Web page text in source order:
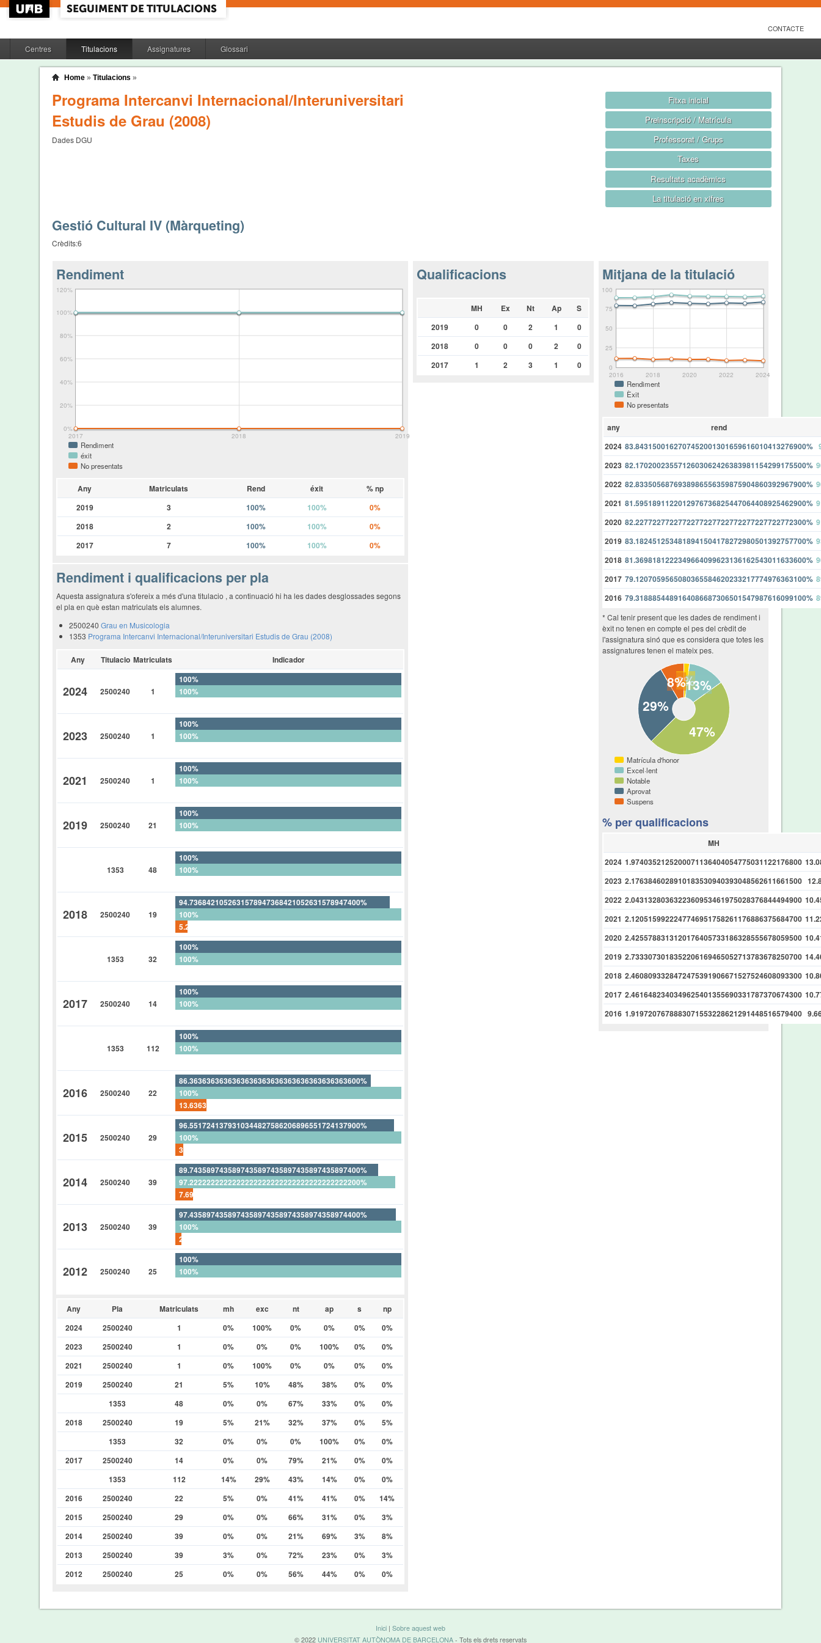
CONTACTE
Centres Titulacions Assignatures Glossari
Home» Titulacions »
Programa Intercanvi Internacional/Interuniversitari
Estudis de Grau (2008)
Dades DGU
Fitxa inicial
Preinscripció / Matrícula
Professorat / Grups
Taxes
Resultats acadèmics
La titulació en xifres
Gestió Cultural IV (Màrqueting)
Crèdits:6
Mitjana de la titulació
2016 2018 2020 2022 2024
0
25
50
75
100
Rendiment
Èxit
No presentats
any
rend
2024 83.8431500162707452001301659616010413276900%
2023 82.1702002355712603062426383981154299175500%
2022 82.8335056876938986556359875904860392967900%
2021 81.5951891122012976736825447064408925462900%
2020 82.2277227722772277227722772277227722772300%
2019 83.1824512534818941504178272980501392757700%
2018 81.3698181222349664099623136162543011633600%
2017 79.1207059565080365584620233217774976363100%
2016 79.3188854489164086687306501547987616099100%
* Cal tenir present que les dades de rendiment i
èxit no tenen en compte el pes del crèdit de
l'assignatura sinó que es considera que totes les
assignatures tenen el mateix pes.
2%13%
47%
29%
8%
Matrícula d'honor
Excel·lent
Notable
Aprovat
Suspens
% per qualificacions
MH
2024 1.9740352125200071136404054775031122176800
2023 2.1763846028910183530940393048562611661500
2022 2.0431328036322360953461975028376844494900
2021 2.1205159922247746951758261176886375684700
2020 2.4255788313120176405733186328555678059500
2019 2.7333073018352206169465052713783678250700
2018 2.4608093328472475391906671527524608093300
2017 2.4616482340349625401355690331787370674300
2016 1.9197207678883071553228621291448516579400
Qualificacions
MH Ex Nt Ap
S
2019
0 0 2 1
0
2018
0 0 0 2
0
2017
1 2 3 1 0
Rendiment
2017 2018 2019
0%
20%
40%
60%
80%
100%
120%
Rendiment
éxit
No presentats
Any Matriculats Rend éxit
% np
2019
3 100% 100%
0%
2018
2 100% 100%
0%
2017
7 100% 100% 0%
Rendiment i qualificacions per pla
Aquesta assignatura s'ofereix a més d'una titulacio , a continuació hi ha les dades desglossades segons
el pla en què estan matriculats els alumnes.
2500240Grau en Musicologia
1353 Programa Intercanvi Internacional/Interuniversitari Estudis de Grau (2008)
Any Titulacio Matriculats Indicador
2024 2500240 1
100%
100%
2023 2500240 1
100%
100%
2021 2500240 1
100%
100%
2019 2500240 21
100%
100%
1353 48
100%
100%
2018 2500240 19
94.7368421052631578947368421052631578947400%
100%
5.2631578947368421052631578947368421052600%
1353 32
100%
100%
2017 2500240 14
100%
100%
1353 112
100%
100%
2016 2500240 22
86.3636363636363636363636363636363636363600%
100%
13.6363636363636363636363636363636363636400%
2015 2500240 29
96.5517241379310344827586206896551724137900%
100%
3.4482758620689655172413793103448275862100%
2014 2500240 39
89.7435897435897435897435897435897435897400%
97.2222222222222222222222222222222222222200%
7.6923076923076923076923076923076923076900%
2013 2500240 39
97.4358974358974358974358974358974358974400%
100%
2.5641025641025641025641025641025641025600%
2012 2500240 25
100%
100%
Any Pla Matriculats mh exc nt ap s
np
2024
2500240 1 0% 100% 0% 0% 0%
0%
2023
2500240 1 0% 0% 0% 100% 0%
0%
2021
2500240 1 0% 100% 0% 0% 0%
0%
2019
2500240 21 5% 10% 48% 38% 0%
0%
1353
48 0% 0% 67% 33% 0%
0%
2018
2500240 19 5% 21% 32% 37% 0%
5%
1353
32 0% 0% 0% 100% 0%
0%
2017
2500240 14 0% 0% 79% 21% 0%
0%
1353
112 14% 29% 43% 14% 0%
0%
2016
2500240 22 5% 0% 41% 41% 0%
14%
2015
2500240 29 0% 0% 66% 31% 0%
3%
2014
2500240 39 0% 0% 21% 69% 3%
8%
2013
2500240 39 3% 0% 72% 23% 0%
3%
2012
2500240 25 0% 0% 56% 44% 0% 0%
Inici | Sobre aquest web
© 2022 UNIVERSITAT AUTÒNOMA DE BARCELONA - Tots els drets reservats